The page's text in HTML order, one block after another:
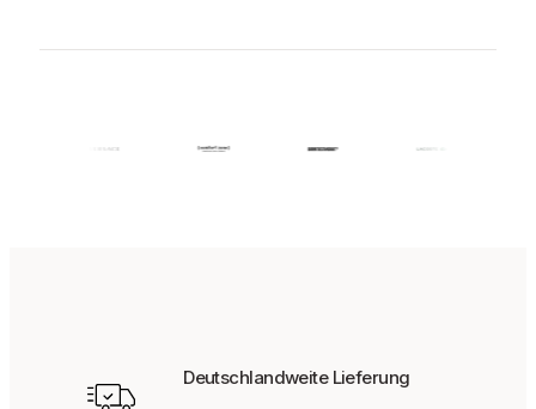
Deutschlandweite Lieferung